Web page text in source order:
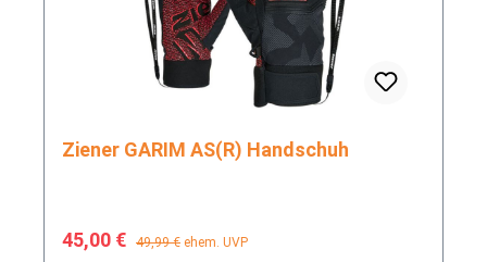
Ziener GARIM AS(R) Handschuh
Verkaufspreis:
45,00 € Regulärer Preis:
49,99 € ehem. UVP